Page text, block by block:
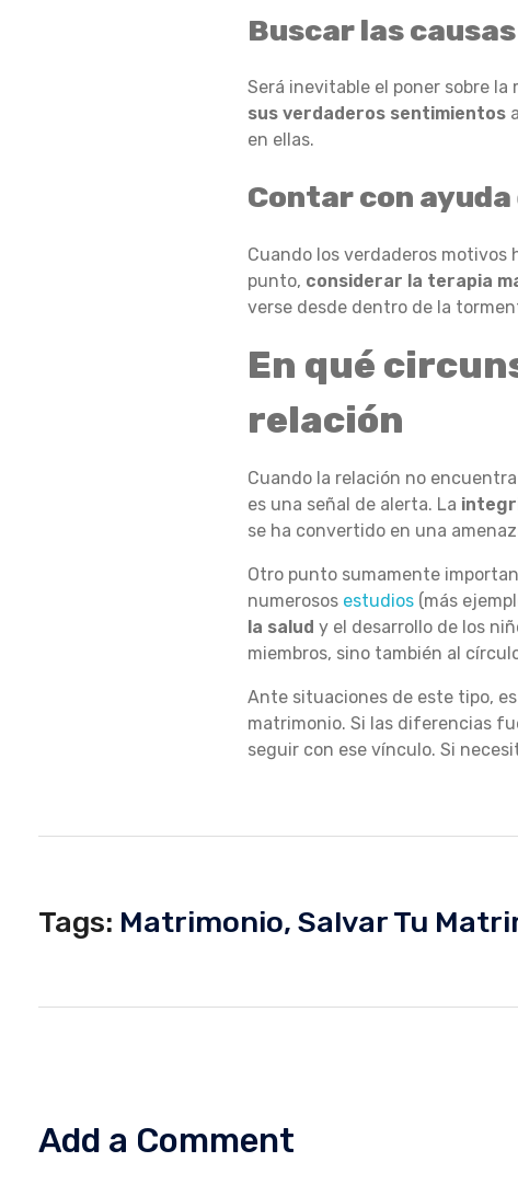
R
D
E
P
A
R
A
S
A
A
T
Buscar las
Será inevitable el poner sobre
sus verdaderos sentimientos
en ellas.
Contar con
Cuando los verdaderos motivos
punto, considerar la terapia
verse desde dentro de la
En qué
relación
Cuando la relación no
es una señal de alerta. La
se ha convertido en una
Otro punto sumamente
numerosos estudios (más
la salud y el desarrollo de los
miembros, sino también al
Ante situaciones de este tipo,
matrimonio. Si las diferencias
seguir con ese vínculo. Si
Tags: Matrimonio, Salvar Tu
Add a Comment